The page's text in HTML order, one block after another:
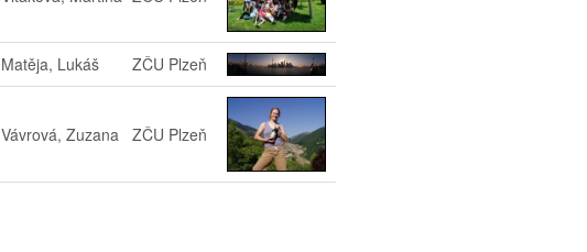
Matěja, Lukáš ZČU Plzeň
Vávrová, Zuzana ZČU Plzeň